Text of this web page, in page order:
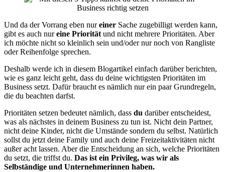
Und da der Vorrang eben nureiner Sache zugebilligt werden kann,
gibt es auch nureine Priorität und nicht mehrere Prioritäten. Aber
ich möchte nicht so kleinlich sein und/oder nur noch von Rangliste
oder Reihenfolge sprechen.
Deshalb werde ich in diesem Blogartikel einfach darüber berichten,
wie es ganz leicht geht, dass du deine wichtigsten Prioritäten im
Business setzt. Dafür braucht es nämlich nur ein paar Grundregeln,
die du beachten darfst.
Prioritäten setzen bedeutet nämlich, dass du darüber entscheidest,
was als nächstes in deinem Business zu tun ist. Nicht dein Partner,
nicht deine Kinder, nicht die Umstände sondern du selbst. Natürlich
sollst du jetzt deine Family und auch deine Freizeitaktivitäten nicht
außer acht lassen. Aber die Entscheidung an sich, welche Prioritäten
du setzt, die triffst du. Das ist ein Privileg, was wir als
Selbständige und Unternehmerinnen haben.